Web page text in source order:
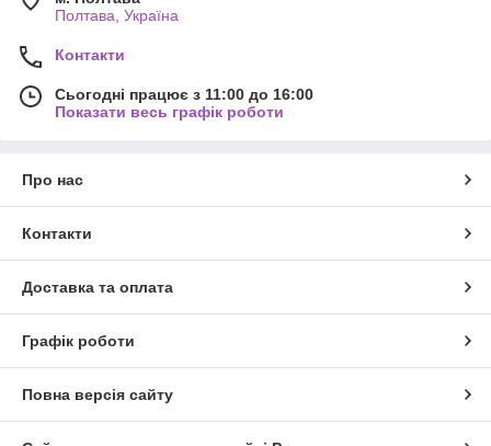
Полтава, Україна
Контакти
Сьогодні працює з 11:00 до 16:00
Показати весь графік роботи
Про нас
Контакти
Доставка та оплата
Графік роботи
Повна версія сайту